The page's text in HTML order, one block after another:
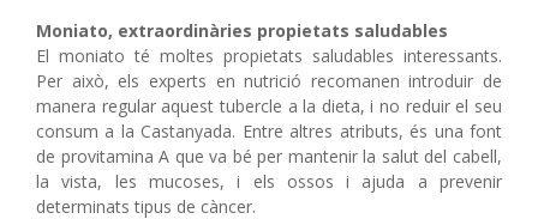
Moniato, extraordinàries propietats saludables
El moniato té moltes propietats saludables interessants.
Per això, els experts en nutrició recomanen introduir de
manera regular aquest tubercle a la dieta, i no reduir el seu
consum a la Castanyada. Entre altres atributs, és una font
de provitamina A que va bé per mantenir la salut del cabell,
la vista, les mucoses, i els ossos i ajuda a prevenir
determinats tipus de càncer.